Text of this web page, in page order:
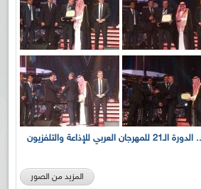
بالصور... الدورة الـ21 للمهرجان العربي للإذاعة والتلفزيون
المزيد من الصور